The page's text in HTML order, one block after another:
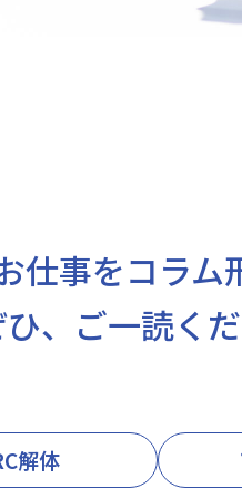
仕事をコラム
、ご一読くだ
解体